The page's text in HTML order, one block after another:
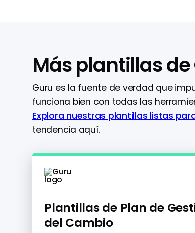
Más plantillas de
Guru es la fuente de verdad que
funciona bien con todas las
Explora nuestras plantillas listas
tendencia aquí.
Plantillas de Plan de
del Cambio